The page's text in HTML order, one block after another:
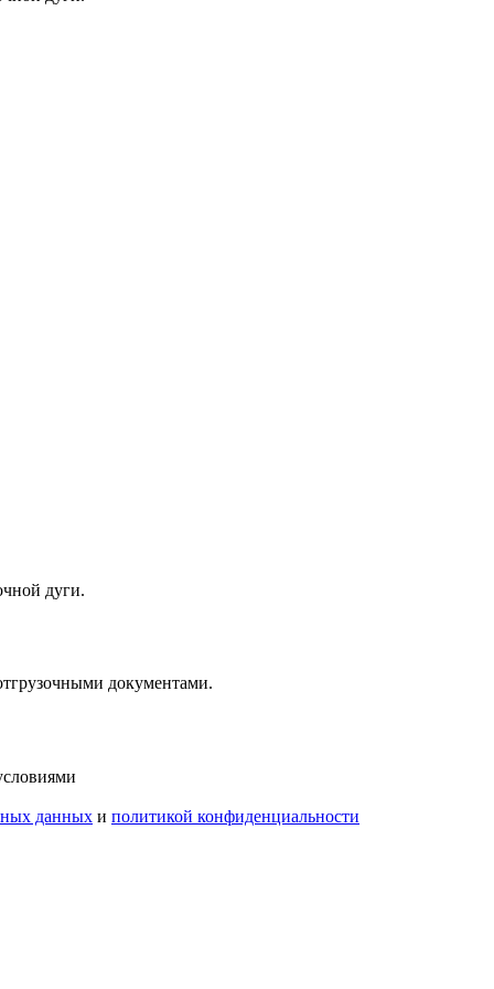
дуги.
документами.
данных и политикой конфиденциальности